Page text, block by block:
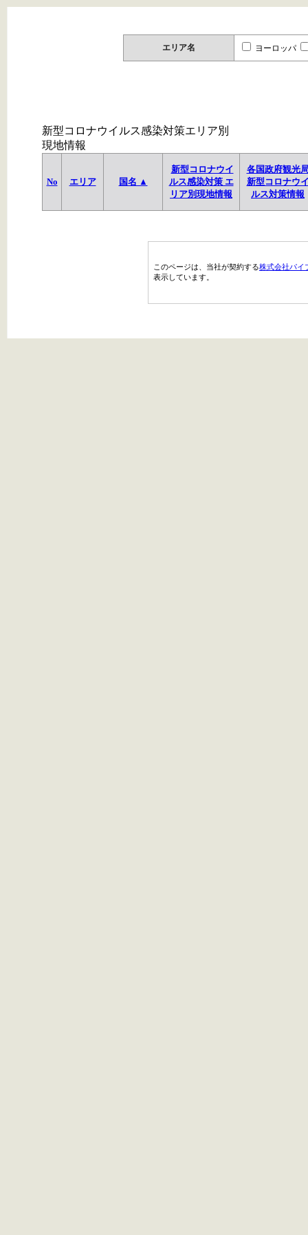
エリア名 ヨーロッパ
新型コロナウイルス感染対策エリア別
現地情報
No エリア 国名 ▲
新型コロナウイ
ルス感染対策 エ
リア別現地情報
各国政府観光
新型コロナウ
ルス対策情報
このページは、当社が契約する株式会社パイ
表示しています。